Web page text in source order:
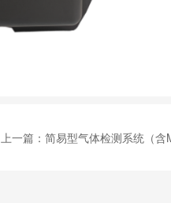
上一篇：简易型气体检测系统（含MIC-500S检测仪）TH-